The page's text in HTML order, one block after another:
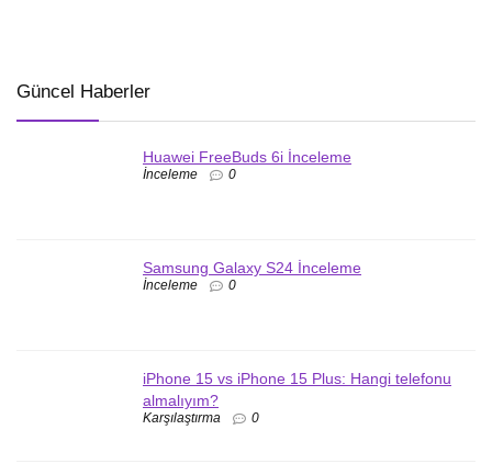
Güncel Haberler
Huawei FreeBuds 6i İnceleme
İnceleme 0
Samsung Galaxy S24 İnceleme
İnceleme 0
iPhone 15 vs iPhone 15 Plus: Hangi telefonu
almalıyım?
Karşılaştırma 0